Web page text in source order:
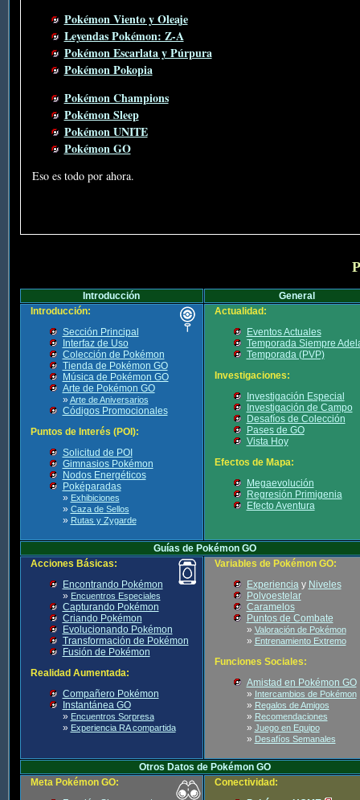
Pokémon Viento y Oleaje
Leyendas Pokémon: Z-A
Pokémon Escarlata y Púrpura
Pokémon Pokopia
Pokémon Champions
Pokémon Sleep
Pokémon UNITE
Pokémon GO
Eso es todo por ahora.
Introducción
General
Introducción:
Sección Principal
Interfaz de Uso
Colección de Pokémon
Tienda de Pokémon GO
Música de Pokémon GO
Arte de Pokémon GO
» Arte de Aniversarios
Códigos Promocionales
Puntos de Interés (POI):
Solicitud de POI
Gimnasios Pokémon
Nodos Energéticos
Poképaradas
» Exhibiciones
» Caza de Sellos
» Rutas y Zygarde
Actualidad:
Eventos Actuales
Temporada Siempre
Temporada (PVP)
Investigaciones:
Investigación Especial
Investigación de Campo
Desafíos de Colección
Pases de GO
Vista Hoy
Efectos de Mapa:
Megaevolución
Regresión Primigenia
Efecto Aventura
Guías de Pokémon GO
Acciones Básicas:
Encontrando Pokémon
» Encuentros Especiales
Capturando Pokémon
Criando Pokémon
Evolucionando Pokémon
Transformación de Pokémon
Fusión de Pokémon
Realidad Aumentada:
Compañero Pokémon
Instantánea GO
» Encuentros Sorpresa
» Experiencia RA compartida
Variables de Pokémon GO:
Experienciay Niveles
Polvoestelar
Caramelos
Puntos de Combate
» Valoración de Pokémon
» Entrenamiento Extremo
Funciones Sociales:
Amistad en Pokémon GO
» Intercambios de Pokémon
» Regalos de Amigos
» Recomendaciones
» Juego en Equipo
» Desafíos Semanales
Otros Datos de Pokémon GO
Meta Pokémon GO:
Conectividad: